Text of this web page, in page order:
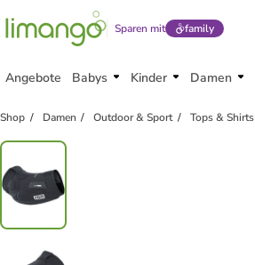
Sparen mit family
Angebote Babys Kinder Damen
Shop Damen Outdoor & Sport Tops & Shirts